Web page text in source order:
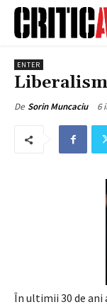
ENTER
De Sorin Muncaciu 6
În ultimii 30 de ani